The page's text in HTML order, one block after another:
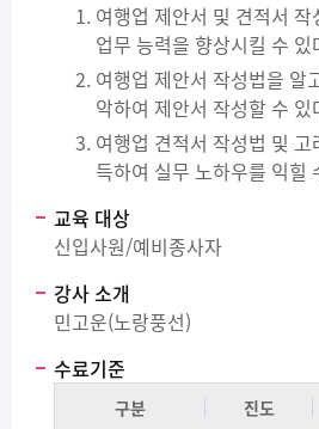
여행업 제안서 및 견적서
업무 능력을 향상시킬 수 있
여행업 제안서 작성법을 알
악하여 제안서 작성할 수 있
여행업 견적서 작성법 및
득하여 실무 노하우를 익힐
교육 대상
신입사원/예비종사자
강사 소개
민고운(노랑풍선)
수료기준
구분 진도